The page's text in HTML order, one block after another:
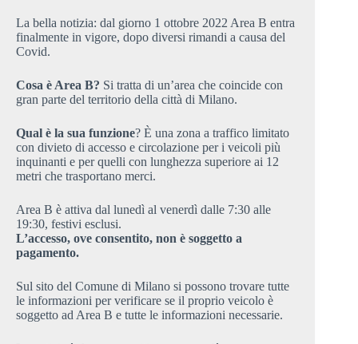
La bella notizia: dal giorno 1 ottobre 2022 Area B entra
finalmente in vigore, dopo diversi rimandi a causa del
Covid.
Cosa è Area B? Si tratta di un’area che coincide con
gran parte del territorio della città di Milano.
Qual è la sua funzione? È una zona a traffico limitato
con divieto di accesso e circolazione per i veicoli più
inquinanti e per quelli con lunghezza superiore ai 12
metri che trasportano merci.
Area B è attiva dal lunedì al venerdì dalle 7:30 alle
19:30, festivi esclusi.
L’accesso, ove consentito, non è soggetto a
pagamento.
Sul sito del Comune di Milano si possono trovare tutte
le informazioni per verificare se il proprio veicolo è
soggetto ad Area B e tutte le informazioni necessarie.